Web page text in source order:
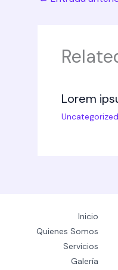
Lorem
Uncategorized
Inicio
Quienes Somos
Servicios
Galería